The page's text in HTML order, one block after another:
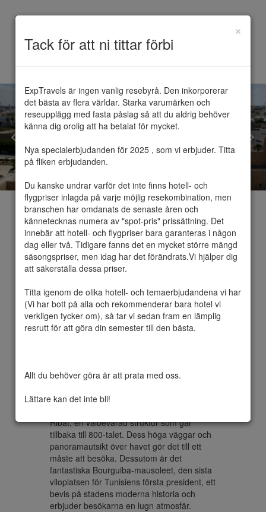
Tack för att ni tittar förbi
×
ExpTravels är ingen vanlig resebyrå. Den inkorporerar
det bästa av flera världar. Starka varumärken och
reseupplägg med fasta påslag så att du aldrig behöver
känna dig orolig att ha betalat för mycket.
Nya specialerbjudanden för 2025 , som vi erbjuder. Titta
på fliken erbjudanden.
Du kanske undrar varför det inte finns hotell- och
flygpriser inlagda på varje möjlig resekombination, men
branschen har omdanats de senaste åren och
kännetecknas numera av "spot-pris" prissättning. Det
innebär att hotell- och flygpriser bara garanteras i någon
dag eller två. Tidigare fanns det en mycket större mängd
säsongspriser, men idag har det förändrats.Vi hjälper dig
att säkerställa dessa priser.
Titta igenom de olika hotell- och temaerbjudandena vi har
(Vi har bott på alla och rekommenderar bara hotel vi
verkligen tycker om), så tar vi sedan fram en lämplig
resrutt för att göra din semester till den bästa.
Allt du behöver göra är att prata med oss.
Lättare kan det inte bli!
Monastir
Monastir, som ligger på Tunisiens pittoreska
kustlinje, är ett fängslande turistmål som
sömlöst blandar historia, kultur och naturlig
både avkoppling och utforskning.
Staden är känd för sina historiska skatter,
Ribat, en välbevarad struktur som går
tillbaka till 800-talet. Dess höga väggar och
panoramautsikt över havet gör det till ett
måste att besöka. Dessutom är det
fantastiska Bourguiba-mausoleet, den sista
viloplatsen för Tunisiens första president, ett
bevis på stadens moderna historia och
erbjuder besökarna en lugn atmosfär.